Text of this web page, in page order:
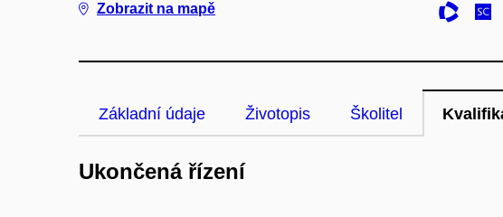
Zobrazit na mapě
Základní údaje Životopis Školitel
Ukončená řízení